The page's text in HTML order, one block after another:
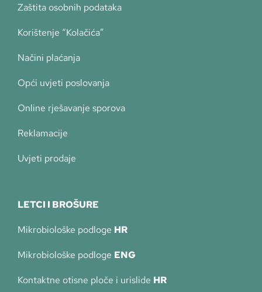
Zaštita osobnih podataka
Korištenje “Kolačića”
Načini plaćanja
Opći uvjeti poslovanja
Online rješavanje sporova
Reklamacije
Uvjeti prodaje
LETCI I BROŠURE
Mikrobiološke podloge HR
Mikrobiološke podloge ENG
Kontaktne otisne ploče i urislide HR